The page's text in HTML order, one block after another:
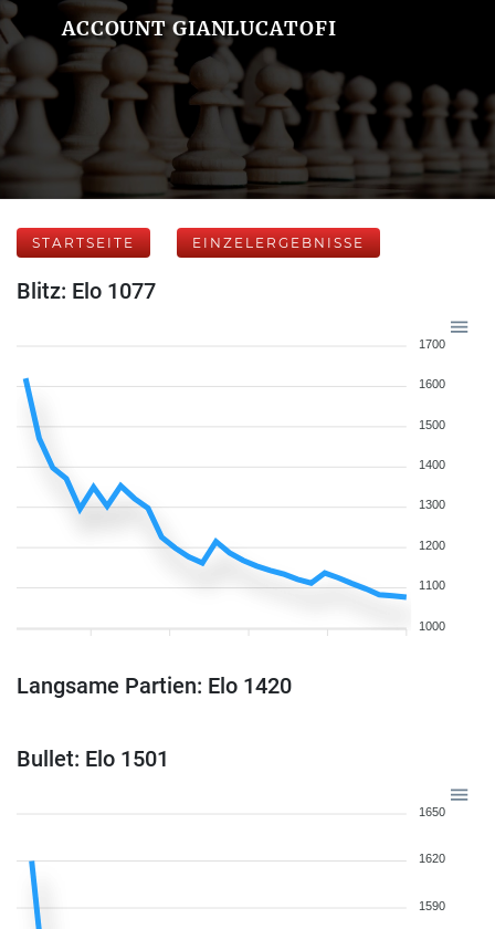
ACCOUNT GIANLUCATOFI
STARTSEITE EINZELERGEBNISSE
Blitz: Elo 1077
1700
1600
1500
1400
1300
1200
1100
1000
Langsame Partien: Elo 1420
Bullet: Elo 1501
1650
1620
1590